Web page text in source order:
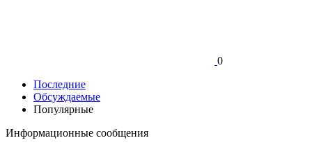
0
Последние
Обсуждаемые
Популярные
Информационные сообщения